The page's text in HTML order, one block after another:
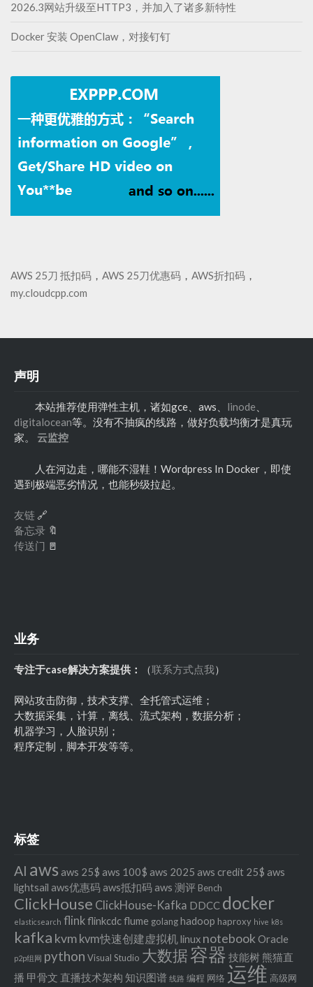
2026.3网站升级至HTTP3，并加入了诸多新特性
Docker 安装 OpenClaw，对接钉钉
AWS 25刀 抵扣码 ， AWS 25刀优惠码 ， AWS折扣码 ，
my.cloudcpp.com
声明
本站推荐使用弹性主机，诸如gce、aws、 linode
digitalocean等。没有不抽疯的线路，做好负载均衡才是真玩
家。 云监控
人在河边走，哪能不湿鞋！Wordpress In Docker，即使
遇到极端恶劣情况，也能秒级拉起。
友链 🔗
备忘录 🔖
传送门 🚪
业务
专注于case解决方案提供： （联系方式点我）
网站攻击防御，技术支撑、全托管式运维；
大数据采集，计算，离线、流式架构，数据分析；
机器学习，人脸识别；
程序定制，脚本开发等等。
标签
AI aws aws 25$ aws 100$ aws 2025 aws credit 25$ aws
lightsail aws优惠码 aws抵扣码 aws 测评 Bench
ClickHouse ClickHouse-Kafka DDCC docker
elasticsearch flinkflinkcdcflume golanghadoop haproxy hive k8s
kafka kvm kvm快速创建虚拟机 linux notebook Oracle
p2p组网 python Visual Studio 大数据容器 技能树 熊猫直
播 甲骨文 直播技术架构 知识图谱 线路 编程 网络 运维 高级网